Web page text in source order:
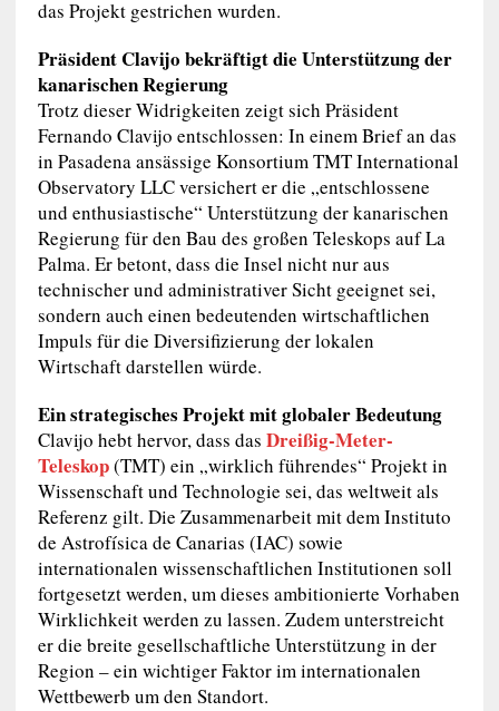
das Projekt gestrichen wurden.
Präsident Clavijo bekräftigt die Unterstützung der
kanarischen Regierung
Trotz dieser Widrigkeiten zeigt sich Präsident
Fernando Clavijo entschlossen: In einem Brief an das
in Pasadena ansässige Konsortium TMT International
Observatory LLC versichert er die „entschlossene
und enthusiastische“ Unterstützung der kanarischen
Regierung für den Bau des großen Teleskops auf La
Palma. Er betont, dass die Insel nicht nur aus
technischer und administrativer Sicht geeignet sei,
sondern auch einen bedeutenden wirtschaftlichen
Impuls für die Diversifizierung der lokalen
Wirtschaft darstellen würde.
Ein strategisches Projekt mit globaler Bedeutung
Clavijo hebt hervor, dass das Dreißig-Meter-
Teleskop(TMT) ein „wirklich führendes“ Projekt in
Wissenschaft und Technologie sei, das weltweit als
Referenz gilt. Die Zusammenarbeit mit dem Instituto
de Astrofísica de Canarias (IAC) sowie
internationalen wissenschaftlichen Institutionen soll
fortgesetzt werden, um dieses ambitionierte Vorhaben
Wirklichkeit werden zu lassen. Zudem unterstreicht
er die breite gesellschaftliche Unterstützung in der
Region – ein wichtiger Faktor im internationalen
Wettbewerb um den Standort.